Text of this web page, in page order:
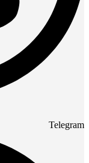
Telegram